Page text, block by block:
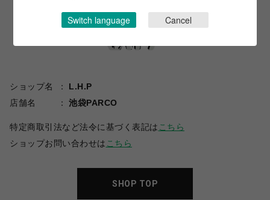
ショップ名
L.H.P
店舗名
池袋PARCO
特定商取引法など法令に基づく表記は こちら
ショップお問い合わせは こちら
SHOP TOP
Switch language Cancel